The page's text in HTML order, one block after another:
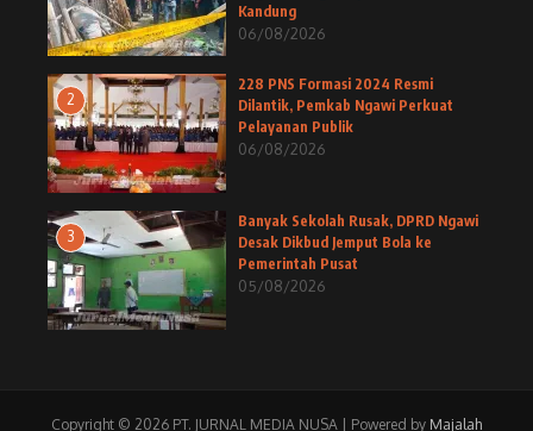
Kandung
06/08/2026
2
228 PNS Formasi 2024 Resmi
Dilantik, Pemkab Ngawi Perkuat
Pelayanan Publik
06/08/2026
3
Banyak Sekolah Rusak, DPRD Ngawi
Desak Dikbud Jemput Bola ke
Pemerintah Pusat
05/08/2026
Copyright © 2026 PT. JURNAL MEDIA NUSA | Powered by Majalah